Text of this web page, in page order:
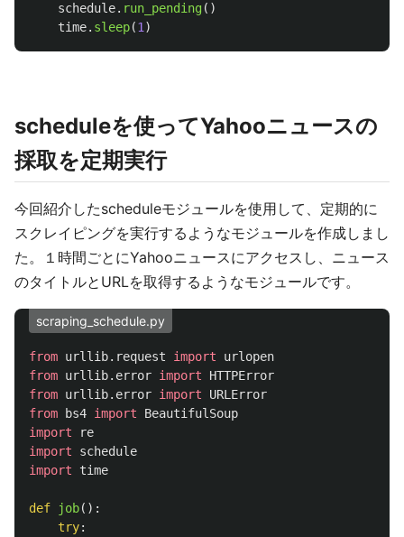
schedule. run_pending()
time. sleep(1 )
scheduleを使ってYahooニュースの
採取を定期実行
今回紹介したscheduleモジュールを使用して、定期的に
スクレイピングを実行するようなモジュールを作成しまし
た。１時間ごとにYahooニュースにアクセスし、ニュース
のタイトルとURLを取得するようなモジュールです。
scraping_schedule.py
from urllib.request import
urlopen
from urllib.error import
HTTPError
from urllib.error import
URLError
from
bs4 import
BeautifulSoup
import
re
import
schedule
import
time
def job():
try: